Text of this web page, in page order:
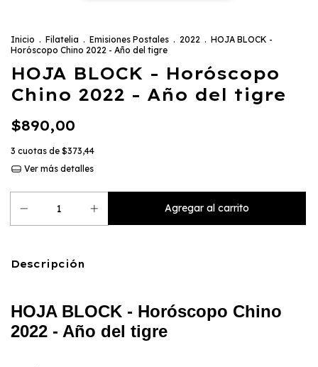
Inicio . Filatelia . Emisiones Postales . 2022 . HOJA BLOCK -
Horóscopo Chino 2022 - Año del tigre
HOJA BLOCK - Horóscopo
Chino 2022 - Año del tigre
$890,00
3 cuotas de $373,44
Ver más detalles
Descripción
HOJA BLOCK - Horóscopo Chino
2022 - Año del tigre